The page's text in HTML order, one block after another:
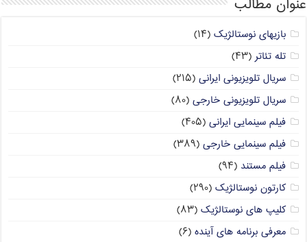
عنوان مطالب
بازیهای نوستالژیک (۱۴)
تله تئاتر(۴۳)
سریال تلویزیونی ایرانی (۲۱۵)
سریال تلویزیونی خارجی (۸۰)
فیلم سینمایی ایرانی (۴۰۵)
فیلم سینمایی خارجی (۳۸۹)
فیلم مستند (۹۴)
کارتون نوستالژیک (۲۹۰)
کلیپ های نوستالژیک (۸۳)
معرفی برنامه های آینده (۶)